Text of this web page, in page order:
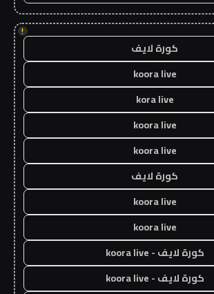
!
كورة لايف
koora live
kora live
koora live
koora live
كورة لايف
koora live
koora live
كورة لايف - koora live
كورة لايف - koora live